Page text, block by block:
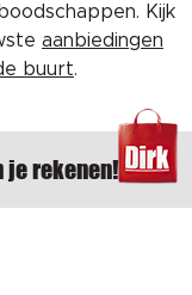
Kijk
aanbiedingen
buurt.
je rekenen!